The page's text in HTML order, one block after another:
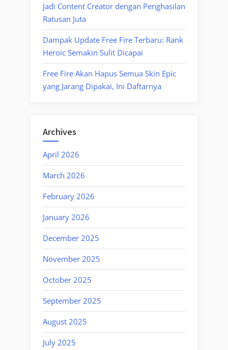
Jadi Content Creator dengan Penghasilan
Ratusan Juta
Dampak Update Free Fire Terbaru: Rank
Heroic Semakin Sulit Dicapai
Free Fire Akan Hapus Semua Skin Epic
yang Jarang Dipakai, Ini Daftarnya
Archives
April 2026
March 2026
February 2026
January 2026
December 2025
November 2025
October 2025
September 2025
August 2025
July 2025